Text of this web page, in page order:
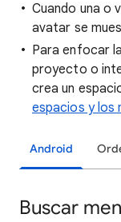
Cuando una o
avatar se
Para enfocar
proyecto o
crea un
espacios y los
Android
Buscar